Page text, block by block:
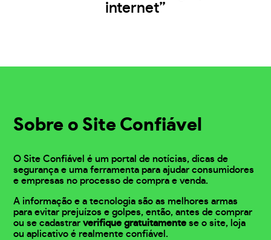
internet”
Sobre o Site Confiável
O Site Confiável é um portal de notícias, dicas de
segurança e uma ferramenta para ajudar consumidores
e empresas no processo de compra e venda.
A informação e a tecnologia são as melhores armas
para evitar prejuízos e golpes, então, antes de comprar
ou se cadastrarverifique gratuitamente se o site, loja
ou aplicativo é realmente confiável.